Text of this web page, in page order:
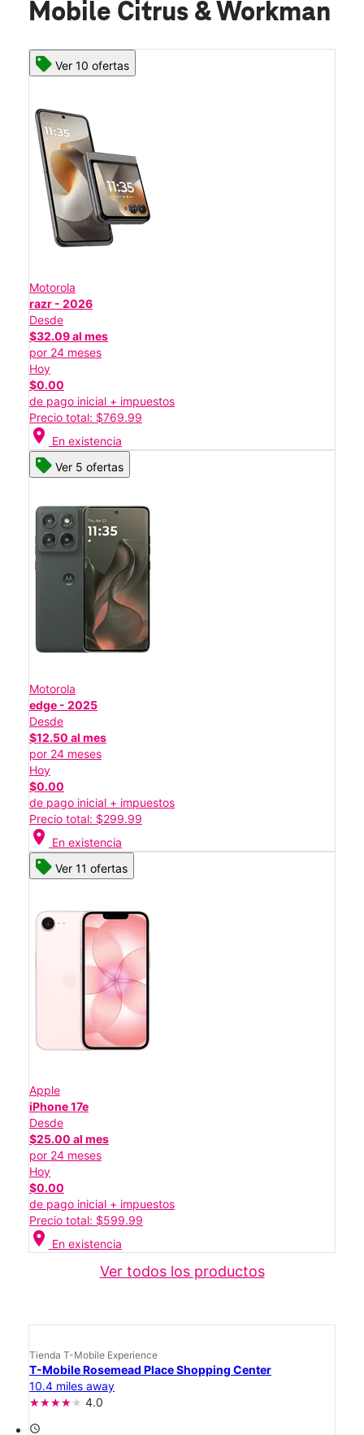
Mobile Citrus & Workman
Ver 10 ofertas
Motorola
razr - 2026
Desde
$32.09 al mes
por 24 meses
Hoy
$0.00
de pago inicial + impuestos
Precio total: $769.99
location_on En existencia
Ver 5 ofertas
Motorola
edge - 2025
Desde
$12.50 al mes
por 24 meses
Hoy
$0.00
de pago inicial + impuestos
Precio total: $299.99
location_on En existencia
Ver 11 ofertas
Apple
iPhone 17e
Desde
$25.00 al mes
por 24 meses
Hoy
$0.00
de pago inicial + impuestos
Precio total: $599.99
location_on En existencia
Ver todos los productos
Tienda T-Mobile Experience
T-Mobile Rosemead Place Shopping Center
10.4 miles away
4.0
access_time